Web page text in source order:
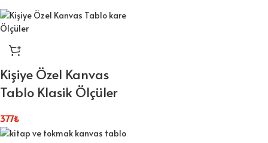
Kişiye Özel Kanvas
Tablo Klasik Ölçüler
377₺